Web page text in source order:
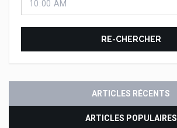
RE-CHERCHER
ARTICLES RÉCENTS
ARTICLES POPULAIRES